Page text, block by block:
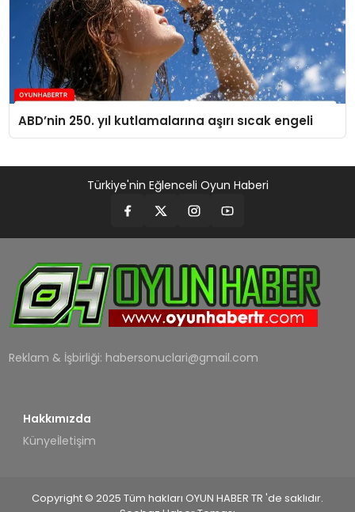
ABD’nin 250. yıl kutlamalarına aşırı sıcak engeli
Türkiye'nin Eğlenceli Oyun Haberi
Reklam & İşbirliği: habersonuclari@gmail.com
Hakkımızda
Künyeİletişim
Copyright © 2025 Tüm hakları OYUN HABER TR 'de saklıdır.